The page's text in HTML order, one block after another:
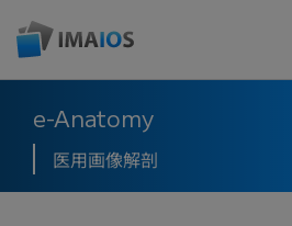
e-Anatomy
医用画像解剖